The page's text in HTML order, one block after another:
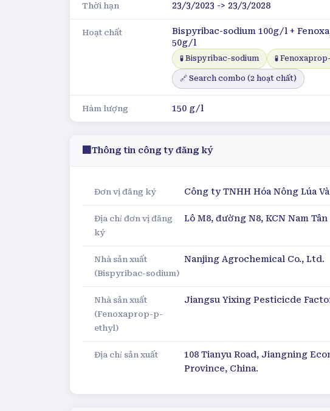
Thời hạn 23/3/2023 -> 23/3/2028
Hoạt chất
Bispyribac-sodium 100g/l +
50g/l
🧪 Bispyribac-sodium 🧪
🔗 Search combo (2 hoạt chất)
Hàm lượng 150 g/l
🏢 Thông tin công ty đăng ký
Đơn vị đăng ký Công ty TNHH Hóa Nông Lúa
Địa chỉ đơn vị đăng
ký
Lô M8, đường N8, KCN Nam
Nhà sản xuất
(Bispyribac-sodium)
Nanjing Agrochemical Co., Ltd.
Nhà sản xuất
(Fenoxaprop-p-
ethyl)
Jiangsu Yixing Pesticicde
Địa chỉ sản xuất
108 Tianyu Road, Jiangning
Province, China.